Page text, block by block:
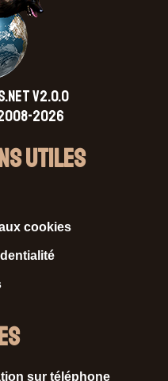
V2.0.0
2026
Utiles
cookies
sur téléphone